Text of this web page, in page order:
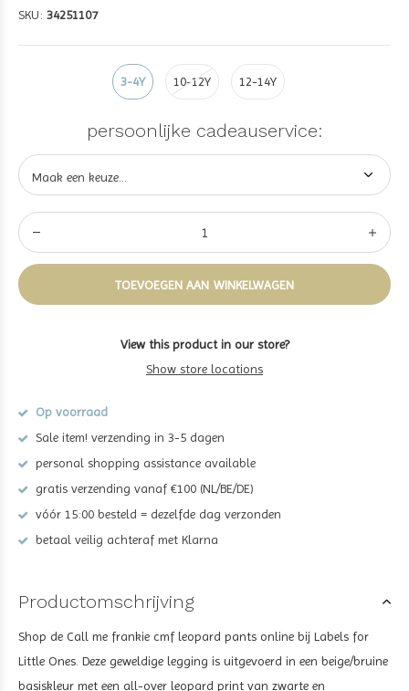
SKU: 34251107
3-4Y 10-12Y 12-14Y
persoonlijke cadeauservice:
TOEVOEGEN AAN WINKELWAGEN
View this product in our store?
Show store locations
Op voorraad
Sale item! verzending in 3-5 dagen
personal shopping assistance available
gratis verzending vanaf €100 (NL/BE/DE)
vóór 15:00 besteld = dezelfde dag verzonden
betaal veilig achteraf met Klarna
Productomschrijving
Shop de Call me frankie cmf leopard pants online bij Labels for
Little Ones. Deze geweldige legging is uitgevoerd in een beige/bruine
basiskleur met een all-over leopard print van zwarte en